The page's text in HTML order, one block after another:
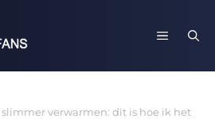
MENU
slimmer verwarmen: dit is hoe ik het